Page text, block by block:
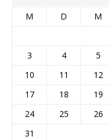
M D M
3
4 5
10
11 12
17
18 19
24
25 26
31